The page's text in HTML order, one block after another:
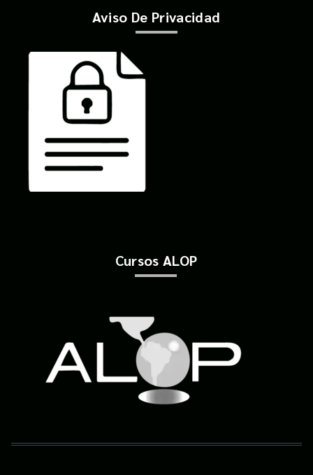
Aviso De Privacidad
Cursos ALOP